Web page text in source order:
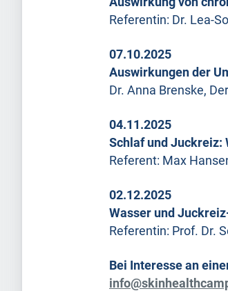
Referentin: Dr. Lea-
07.10.2025
Auswirkungen der
Dr. Anna Brenske,
04.11.2025
Schlaf und Juckreiz:
Referent: Max
02.12.2025
Wasser und
Referentin: Prof. Dr.
Bei Interesse an